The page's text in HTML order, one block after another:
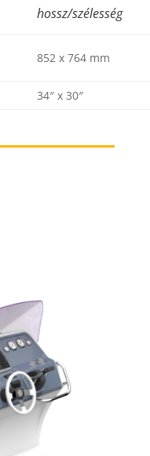
hossz/szélesség
852 x 764 mm
34″ x 30″